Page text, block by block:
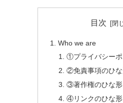
目次
Who we are
①プライバシー
②免責事項のひ
③著作権のひな形
④リンクのひな形